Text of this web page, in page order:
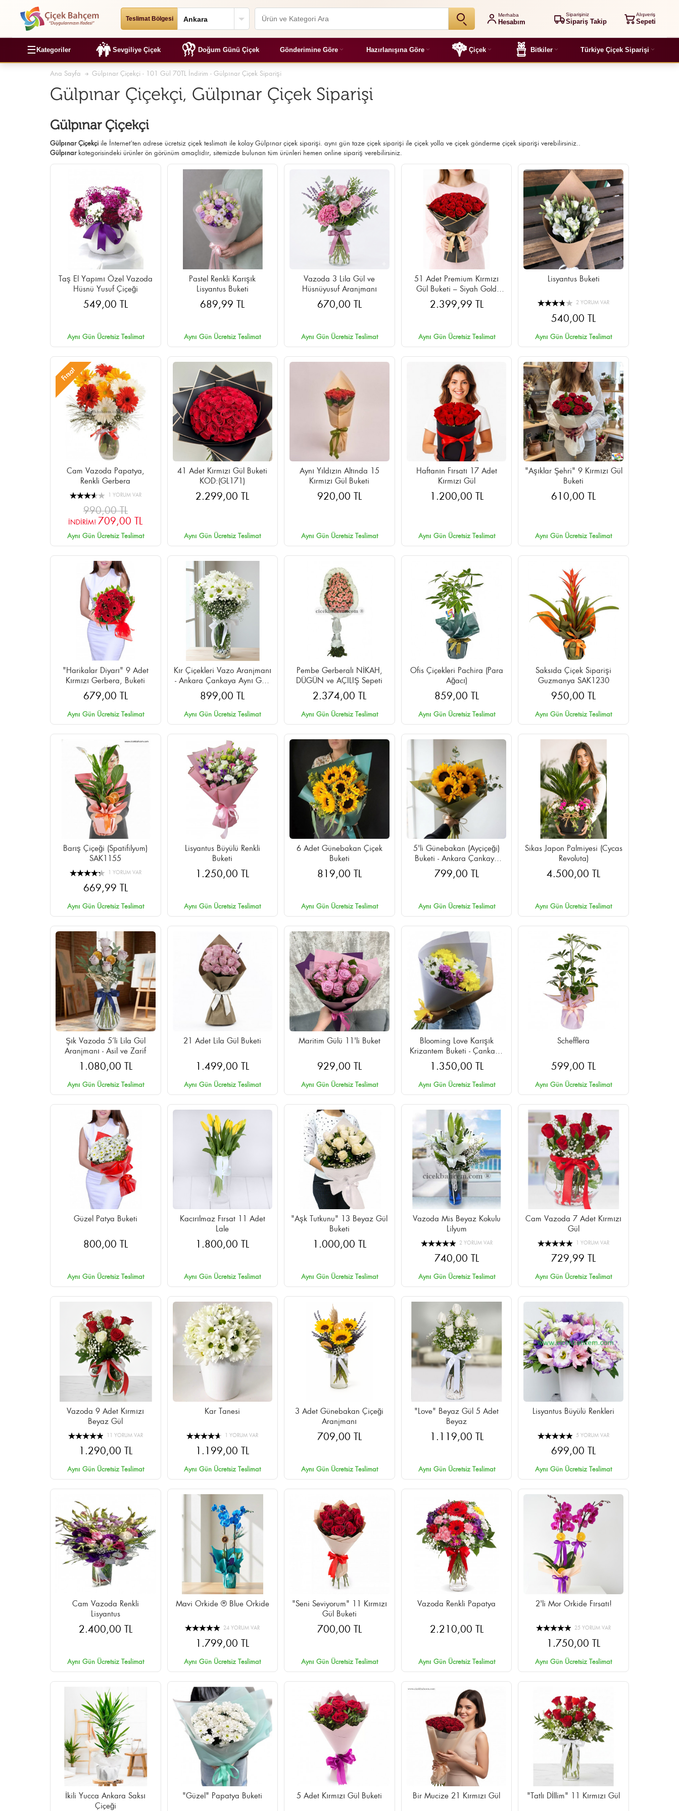
Teslimat Bölgesi
Merhaba
Hesabım
Siparişiniz
Sipariş Takip
Alışveriş
Sepeti
☰ Kategoriler Sevgiliye Çiçek Doğum Günü Çiçek Gönderimine Göre Hazırlanışına Göre Çiçek Bitkiler Türkiye Çiçek Siparişi
Ana Sayfa Gülpınar Çiçekçi - 101 Gül 70TL İndirim - Gülpınar Çiçek Siparişi
Gülpınar Çiçekçi, Gülpınar Çiçek Siparişi
Gülpınar Çiçekçi
Gülpınar Çiçekçi ile İnternet’ten adrese ücretsiz çiçek teslimatı ile kolay Gülpınar çiçek siparişi. aynı gün taze çiçek siparişi ile çiçek yolla ve çiçek gönderme çiçek siparişi verebilirsiniz..
Gülpınarkategorisindeki ürünler ön görünüm amaçlıdır, sitemizde bulunan tüm ürünleri hemen online sipariş verebilirsiniz.
Taş El Yapımı Özel Vazoda
Hüsnü Yusuf Çiçeği
549,00 TL
Aynı Gün Ücretsiz Teslimat
Pastel Renkli Karışık
Lisyantus Buketi
689,99 TL
Aynı Gün Ücretsiz Teslimat
Vazoda 3 Lila Gül ve
Hüsnüyusuf Aranjmanı
670,00 TL
Aynı Gün Ücretsiz Teslimat
51 Adet Premium Kırmızı
Gül Buketi – Siyah Gold
Ambalajlı Cipsolu
2.399,99 TL
Aynı Gün Ücretsiz Teslimat
Lisyantus Buketi
2 YORUM VAR
540,00 TL
Aynı Gün Ücretsiz Teslimat
Fırsat
Cam Vazoda Papatya,
Renkli Gerbera
1 YORUM VAR
990,00 TL
İNDİRİM! 709,00 TL
Aynı Gün Ücretsiz Teslimat
41 Adet Kırmızı Gül Buketi
KOD:(GL171)
2.299,00 TL
Aynı Gün Ücretsiz Teslimat
Aynı Yıldızın Altında 15
Kırmızı Gül Buketi
920,00 TL
Aynı Gün Ücretsiz Teslimat
Haftanın Fırsatı 17 Adet
Kırmızı Gül
1.200,00 TL
Aynı Gün Ücretsiz Teslimat
"Aşıklar Şehri" 9 Kırmızı Gül
Buketi
610,00 TL
Aynı Gün Ücretsiz Teslimat
"Harikalar Diyarı" 9 Adet
Kırmızı Gerbera, Buketi
679,00 TL
Aynı Gün Ücretsiz Teslimat
Kır Çiçekleri Vazo Aranjmanı
- Ankara Çankaya Aynı Gün
Teslim
899,00 TL
Aynı Gün Ücretsiz Teslimat
Pembe Gerberalı NİKAH,
DÜGÜN ve AÇILIŞ Sepeti
2.374,00 TL
Aynı Gün Ücretsiz Teslimat
Ofis Çiçekleri Pachira (Para
Ağacı)
859,00 TL
Aynı Gün Ücretsiz Teslimat
Saksıda Çiçek Siparişi
Guzmanya SAK1230
950,00 TL
Aynı Gün Ücretsiz Teslimat
Barış Çiçeği (Spatifilyum)
SAK1155
1 YORUM VAR
669,99 TL
Aynı Gün Ücretsiz Teslimat
Lisyantus Büyülü Renkli
Buketi
1.250,00 TL
Aynı Gün Ücretsiz Teslimat
6 Adet Günebakan Çiçek
Buketi
819,00 TL
Aynı Gün Ücretsiz Teslimat
5'li Günebakan (Ayçiçeği)
Buketi - Ankara Çankaya
Aynı Gün Teslimat
799,00 TL
Aynı Gün Ücretsiz Teslimat
Sikas Japon Palmiyesi (Cycas
Revoluta)
4.500,00 TL
Aynı Gün Ücretsiz Teslimat
Şık Vazoda 5’li Lila Gül
Aranjmanı - Asil ve Zarif
1.080,00 TL
Aynı Gün Ücretsiz Teslimat
21 Adet Lila Gül Buketi
1.499,00 TL
Aynı Gün Ücretsiz Teslimat
Maritim Gülü 11'li Buket
929,00 TL
Aynı Gün Ücretsiz Teslimat
Blooming Love Karışık
Krizantem Buketi - Çankaya
Aynı Gün Teslimat
1.350,00 TL
Aynı Gün Ücretsiz Teslimat
Schefflera
599,00 TL
Aynı Gün Ücretsiz Teslimat
Güzel Patya Buketi
800,00 TL
Aynı Gün Ücretsiz Teslimat
Kacırılmaz Fırsat 11 Adet
Lale
1.800,00 TL
Aynı Gün Ücretsiz Teslimat
"Aşk Tutkunu" 13 Beyaz Gül
Buketi
1.000,00 TL
Aynı Gün Ücretsiz Teslimat
Vazoda Mis Beyaz Kokulu
Lilyum
2 YORUM VAR
740,00 TL
Aynı Gün Ücretsiz Teslimat
Cam Vazoda 7 Adet Kırmızı
Gül
1 YORUM VAR
729,99 TL
Aynı Gün Ücretsiz Teslimat
Vazoda 9 Adet Kırmızı
Beyaz Gül
11 YORUM VAR
1.290,00 TL
Aynı Gün Ücretsiz Teslimat
Kar Tanesi
1 YORUM VAR
1.199,00 TL
Aynı Gün Ücretsiz Teslimat
3 Adet Günebakan Çiçeği
Aranjmanı
709,00 TL
Aynı Gün Ücretsiz Teslimat
"Love" Beyaz Gül 5 Adet
Beyaz
1.119,00 TL
Aynı Gün Ücretsiz Teslimat
Lisyantus Büyülü Renkleri
5 YORUM VAR
699,00 TL
Aynı Gün Ücretsiz Teslimat
Cam Vazoda Renkli
Lisyantus
2.400,00 TL
Aynı Gün Ücretsiz Teslimat
Mavi Orkide ® Blue Orkide
24 YORUM VAR
1.799,00 TL
Aynı Gün Ücretsiz Teslimat
"Seni Seviyorum" 11 Kırmızı
Gül Buketi
700,00 TL
Aynı Gün Ücretsiz Teslimat
Vazoda Renkli Papatya
2.210,00 TL
Aynı Gün Ücretsiz Teslimat
2'li Mor Orkide Fırsatı!
25 YORUM VAR
1.750,00 TL
Aynı Gün Ücretsiz Teslimat
İkili Yucca Ankara Saksı
Çiçeği
"Güzel" Papatya Buketi 5 Adet Kırmızı Gül Buketi Bir Mucize 21 Kırmızı Gül "Tatlı Dİllim" 11 Kırmızı Gül